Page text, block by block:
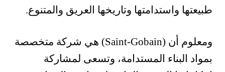
طبيعتها واستدامتها وتاريخها العريق والمتنوع.
ومعلوم أن (Saint-Gobain) هي شركة متخصصة
بمواد البناء المستدامة، وتسعى لمشاركة